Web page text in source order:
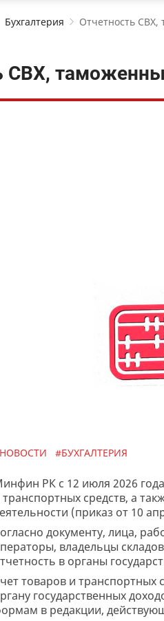
Бухгалтерия Отчетность СВХ,
СВХ,
#БУХГАЛТЕРИЯ
РК с 12 июля 2026
транспортных средств, а
(приказ от 10
документу, лица,
владельцы
в органы
товаров и транспортных
государственных
в редакции,